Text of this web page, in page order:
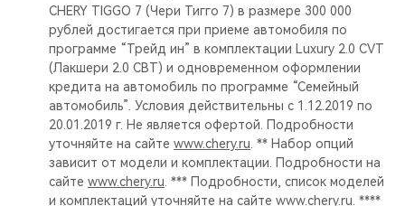
CHERY TIGGO 7 (Чери Тигго 7) в размере 300 000
рублей достигается при приеме автомобиля по
программе “Трейд ин” в комплектации Luxury 2.0 CVT
(Лакшери 2.0 СВТ) и одновременном оформлении
кредита на автомобиль по программе “Семейный
автомобиль”. Условия действительны с 1.12.2019 по
20.01.2019 г. Не является офертой. Подробности
уточняйте на сайте www.chery.ru . ** Набор опций
зависит от модели и комплектации. Подробности на
сайте www.chery.ru . *** Подробности, список моделей
и комплектаций уточняйте на сайте www.chery.ru . ****